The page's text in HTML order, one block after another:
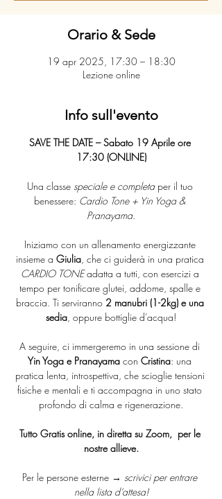
Orario & Sede
19 apr 2025, 17:30 – 18:30
Lezione online
Info sull'evento
SAVE THE DATE – Sabato 19 Aprile ore
17:30 (ONLINE)
Una classe speciale e completa per il tuo
benessere: Cardio Tone + Yin Yoga &
Pranayama.
Iniziamo con un allenamento energizzante
insieme a Giulia, che ci guiderà in una pratica
CARDIO TONE adatta a tutti, con esercizi a
tempo per tonificare glutei, addome, spalle e
braccia. Ti serviranno 2 manubri (1-2kg) e una
sedia, oppure bottiglie d’acqua!
A seguire, ci immergeremo in una sessione di
Yin Yoga e Pranayama con Cristina: una
pratica lenta, introspettiva, che scioglie tensioni
fisiche e mentali e ti accompagna in uno stato
profondo di calma e rigenerazione.
Tutto Gratis online, in diretta su Zoom,  per le
nostre allieve.
Per le persone esterne → scrivici per entrare
nella lista d’attesa!